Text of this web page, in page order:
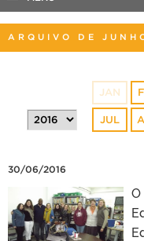
COBALTO
CONCURSOS
OUVIDORIA
TELEFONES
ARQUIVO DE
JAN
JUL
30/06/2016